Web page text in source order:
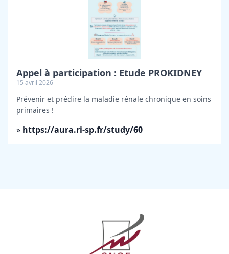
Appel à participation : Etude PROKIDNEY
15 avril 2026
Prévenir et prédire la maladie rénale chronique en soins
primaires !
» https://aura.ri-sp.fr/study/60